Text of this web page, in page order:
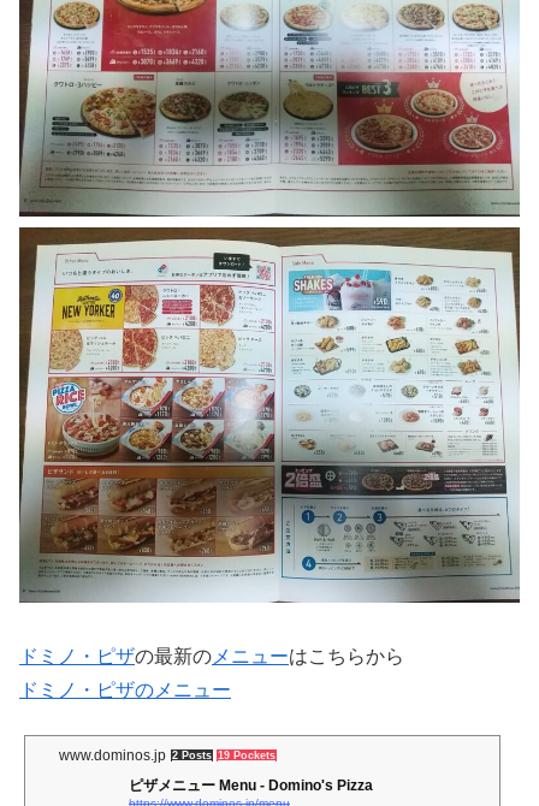
ドミノ・ピザの最新の メニューはこちらから
ドミノ・ピザのメニュー
www.dominos.jp 2 Posts 19 Pockets
ピザメニュー Menu - Domino's Pizza
https://www.dominos.jp/menu